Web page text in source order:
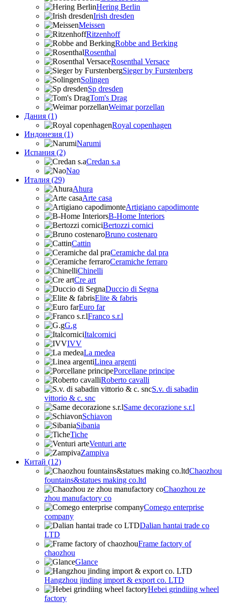
Hering Berlin
Irish dresden
Meissen
Ritzenhoff
Robbe and Berking
Rosenthal
Rosenthal Versace
Sieger by Furstenberg
Solingen
Sp dresden
Tom's Drag
Weimar porzellan
Дания (1)
Royal copenhagen
Индонезия (1)
Narumi
Испания (2)
Credan s.a
Nao
Италия (29)
Ahura
Arte casa
Artigiano capodimonte
B-Home Interiors
Bertozzi cornici
Bruno costenaro
Cattin
Ceramiche dal pra
Ceramiche ferraro
Chinelli
Cre art
Duccio di Segna
Elite & fabris
Euro far
Franco s.r.l
G.g
Italcornici
IVV
La medea
Linea argenti
Porcellane principe
Roberto cavalli
S.v. di sabadin
vittorio & c. snc
Same decorazione s.r.l
Schiavon
Sibania
Tiche
Venturi arte
Zampiva
Китай (12)
Chaozhou
fountains&statues making co.ltd
Chaozhou ze
zhou manufactory co
Comego enterprise
company
Dalian hantai trade co
LTD
Frame factory of
chaozhou
Glance
Hangzhou jinding import & export co. LTD
Hebei grindiing wheel
factory